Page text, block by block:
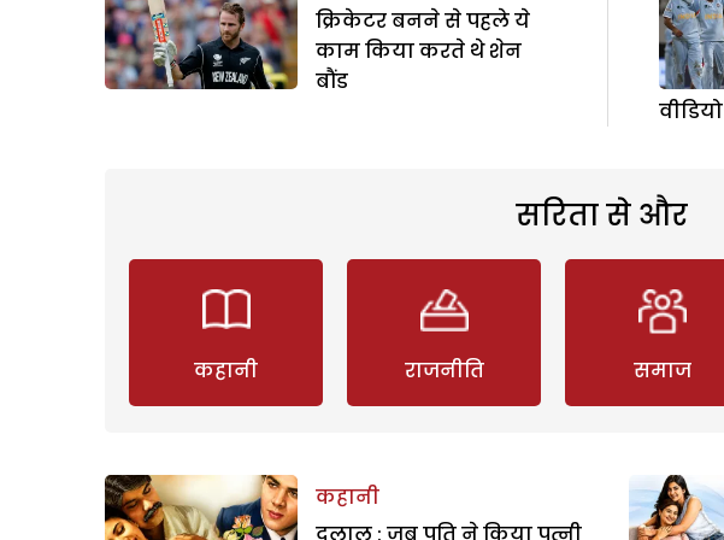
क्रिकेटर बनने से पहले ये
काम किया करते थे शेन
बौंड
वीडियो
सरिता से और
कहानी राजनीति समाज
कहानी
दलाल : जब पति ने किया पत्नी